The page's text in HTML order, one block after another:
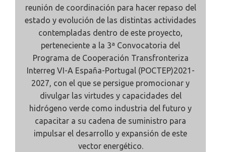
reunión de coordinación para hacer repaso del
estado y evolución de las distintas actividades
contempladas dentro de este proyecto,
perteneciente a la 3ª Convocatoria del
Programa de Cooperación Transfronteriza
Interreg VI-A España-Portugal (POCTEP)2021-
2027, con el que se persigue promocionar y
divulgar las virtudes y capacidades del
hidrógeno verde como industria del futuro y
capacitar a su cadena de suministro para
impulsar el desarrollo y expansión de este
vector energético.